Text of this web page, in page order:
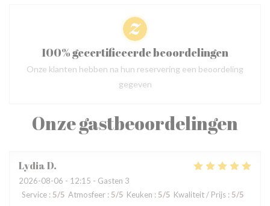
Onze gastbeoordelingen
LydiaD
2026-08-06 - 12:15 - Gasten 3
Service : 5/5 Atmosfeer : 5/5 Keuken : 5/5 Kwaliteit / Prijs : 5/5
100% gecertificeerde beoordelingen
Onze klanten hebben na hun reservering een beoordeling
gegeven